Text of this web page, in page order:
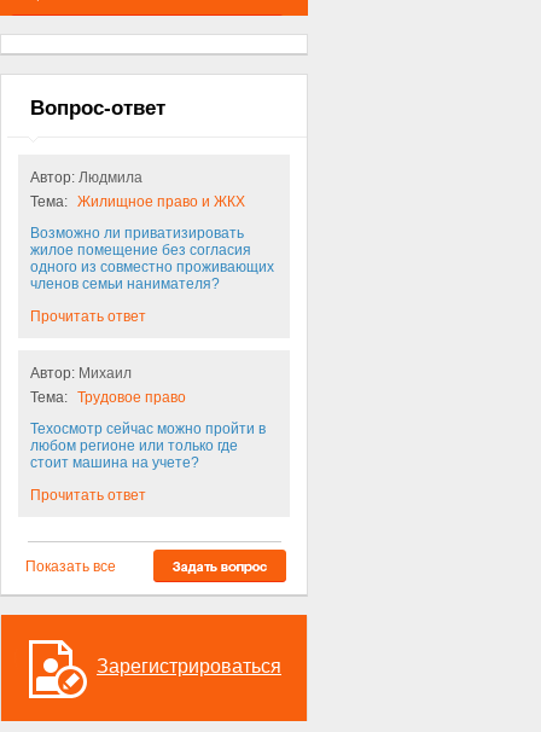
Вопрос-ответ
Автор: Людмила
Тема: Жилищное право и ЖКХ
Возможно ли приватизировать
жилое помещение без согласия
одного из совместно проживающих
членов семьи нанимателя?
Прочитать ответ
Автор: Михаил
Тема: Трудовое право
Техосмотр сейчас можно пройти в
любом регионе или только где
стоит машина на учете?
Прочитать ответ
Показать все
Зарегистрироваться